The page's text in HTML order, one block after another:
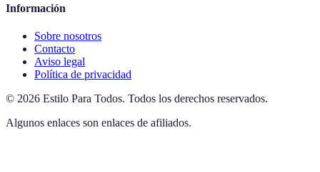
Información
Sobre nosotros
Contacto
Aviso legal
Política de privacidad
© 2026 Estilo Para Todos. Todos los derechos reservados.
Algunos enlaces son enlaces de afiliados.